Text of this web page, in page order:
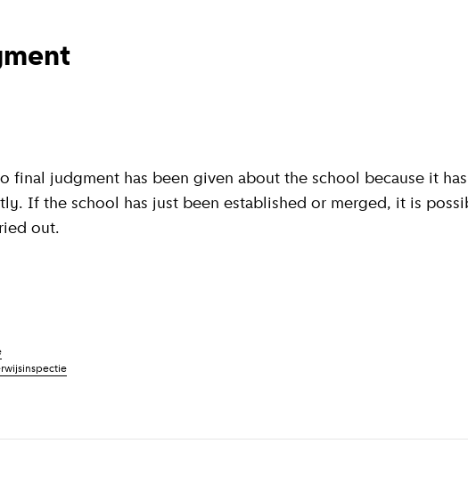
final judgment has been given about the school because it
If the school has just been established or merged, it is
out.